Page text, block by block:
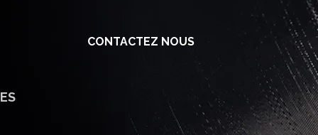
CONTACTEZ NOUS